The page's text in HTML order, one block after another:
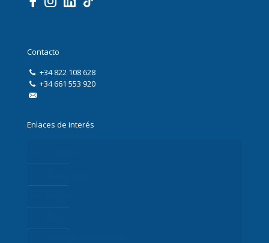
Contacto
+34 822 108 628
+34 661 553 920
Enlaces de interés